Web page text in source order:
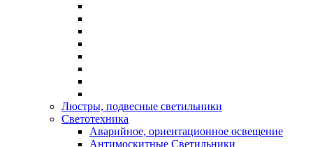
Люстры, подвесные светильники
Светотехника
Аварийное, ориентационное освещение
Антимоскитные Светильники